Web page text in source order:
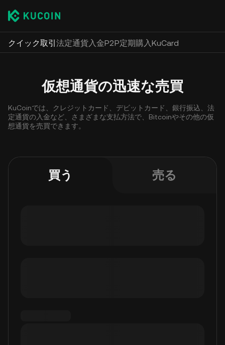
クイック取引法定通貨入金P2P定期購入KuCard
仮想通貨の迅速な売買
KuCoinでは、クレジットカード、デビットカード、銀行振込、法
定通貨の入金など、さまざまな支払方法で、Bitcoinやその他の仮
想通貨を売買できます。
買う 売る